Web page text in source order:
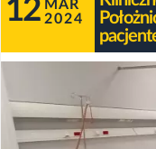
12 MAR
2024